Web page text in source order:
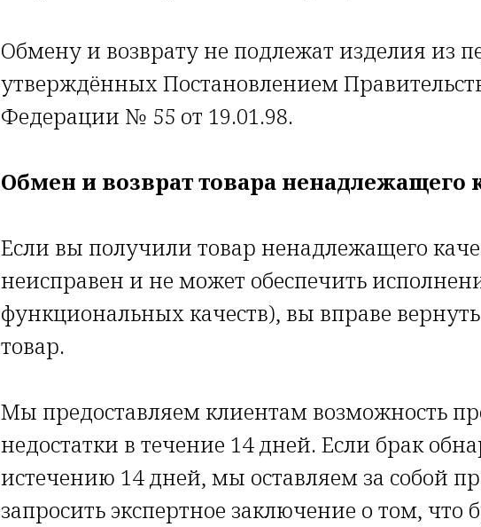
Обмену и возврату не подлежат изделия из
утверждённых Постановлением
Федерации № 55 от 19.01.98.
Обмен и возврат товара ненадлежащего
Если вы получили товар ненадлежащего
неисправен и не может обеспечить
функциональных качеств), вы вправе
товар.
Мы предоставляем клиентам возможность
недостатки в течение 14 дней. Если брак
истечению 14 дней, мы оставляем за собой
запросить экспертное заключение о том, что